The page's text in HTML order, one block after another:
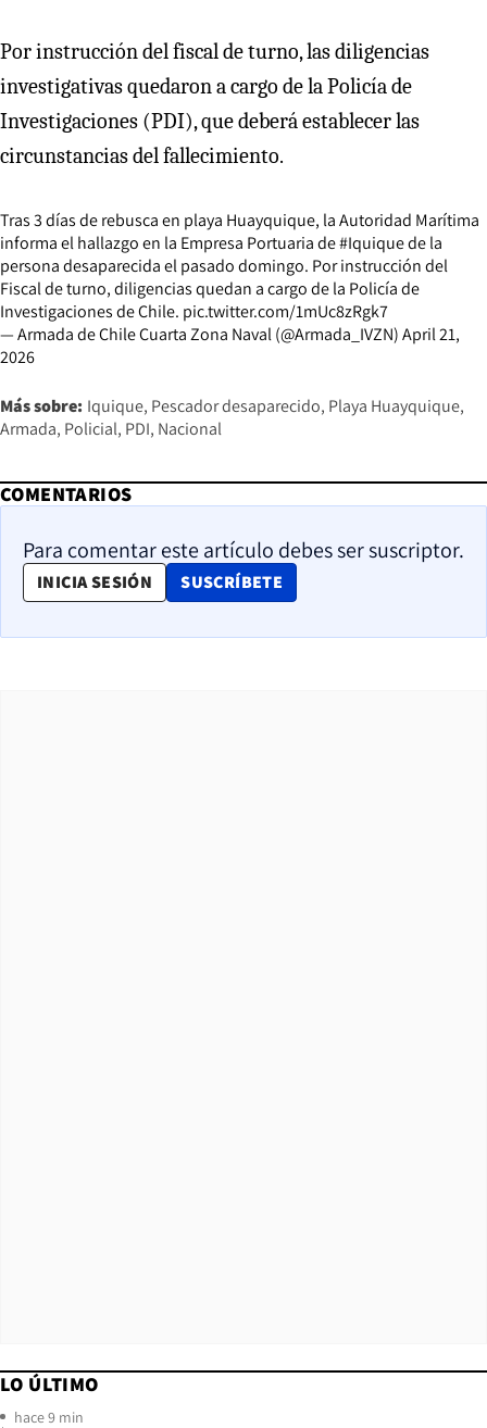
Por instrucción del fiscal de turno, las diligencias
investigativas quedaron a cargo de la Policía de
Investigaciones (PDI), que deberá establecer las
circunstancias del fallecimiento.
Tras 3 días de rebusca en playa Huayquique, la Autoridad Marítima
informa el hallazgo en la Empresa Portuaria de#Iquiquede la
persona desaparecida el pasado domingo. Por instrucción del
Fiscal de turno, diligencias quedan a cargo de la Policía de
Investigaciones de Chile. pic.twitter.com/1mUc8zRgk7
— Armada de Chile Cuarta Zona Naval (@Armada_IVZN)April 21,
2026
Más sobre: Iquique Pescador desaparecido Playa Huayquique
Armada Policial PDI Nacional
COMENTARIOS
Para comentar este artículo debes ser suscriptor.
INICIA SESIÓN SUSCRÍBETE
OPENS IN NEW WINDOW
LO ÚLTIMO
hace 9 min